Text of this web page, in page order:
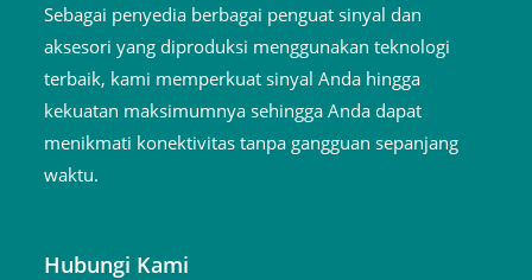
Sebagai penyedia berbagai penguat sinyal dan
aksesori yang diproduksi menggunakan teknologi
terbaik, kami memperkuat sinyal Anda hingga
kekuatan maksimumnya sehingga Anda dapat
menikmati konektivitas tanpa gangguan sepanjang
waktu.
Hubungi Kami